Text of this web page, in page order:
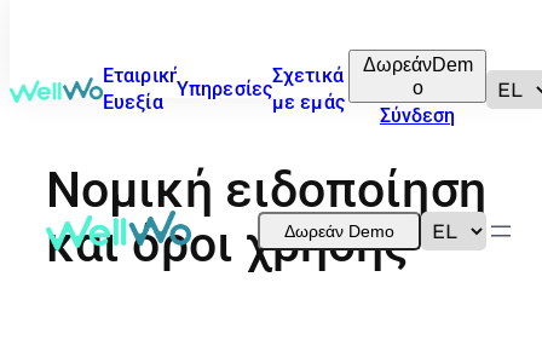
Εταιρική
Ευεξία
Υπηρεσίες
Σχετικά
με εμάς
ΔωρεάνDem
o
Σύνδεση
Δωρεάν Demo
Νομική ειδοποίηση
και όροι χρήσης